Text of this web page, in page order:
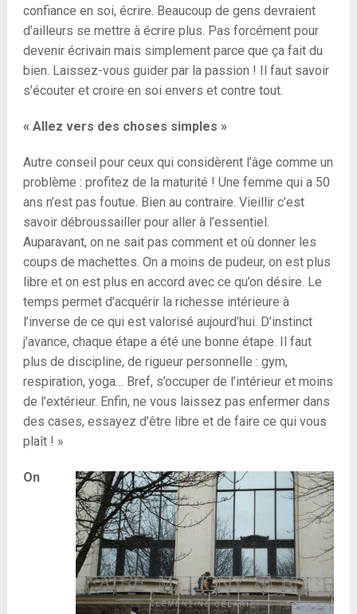
confiance en soi, écrire. Beaucoup de gens devraient
d’ailleurs se mettre à écrire plus. Pas forcément pour
devenir écrivain mais simplement parce que ça fait du
bien. Laissez-vous guider par la passion ! Il faut savoir
s’écouter et croire en soi envers et contre tout.
« Allez vers des choses simples »
Autre conseil pour ceux qui considèrent l’âge comme un
problème : profitez de la maturité ! Une femme qui a 50
ans n’est pas foutue. Bien au contraire. Vieillir c’est
savoir débroussailler pour aller à l’essentiel.
Auparavant, on ne sait pas comment et où donner les
coups de machettes. On a moins de pudeur, on est plus
libre et on est plus en accord avec ce qu’on désire. Le
temps permet d’acquérir la richesse intérieure à
l’inverse de ce qui est valorisé aujourd’hui. D’instinct
j’avance, chaque étape a été une bonne étape. Il faut
plus de discipline, de rigueur personnelle : gym,
respiration, yoga… Bref, s’occuper de l’intérieur et moins
de l’extérieur. Enfin, ne vous laissez pas enfermer dans
des cases, essayez d’être libre et de faire ce qui vous
plaît ! »
On